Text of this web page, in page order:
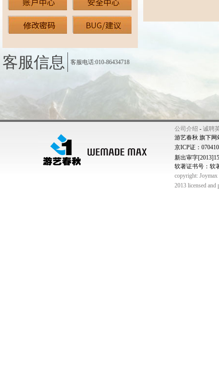
客服信息 客服电话:010-86434718
公司介绍 - 诚聘
游艺春秋 旗下
京ICP证：
新出审字
软著证书号：软
copyright:
2013 licensed